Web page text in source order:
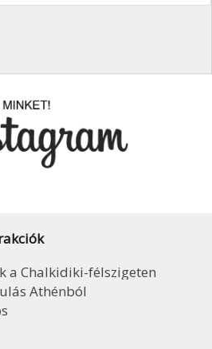
a Chalkidiki-félszigeten
Athénból